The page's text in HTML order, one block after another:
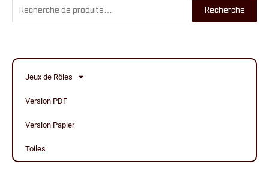
Recherche
pour :
Recherche
Jeux de Rôles
Version PDF
Version Papier
Toiles